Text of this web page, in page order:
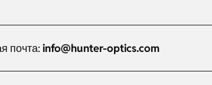
почта: info@hunter-optics.com